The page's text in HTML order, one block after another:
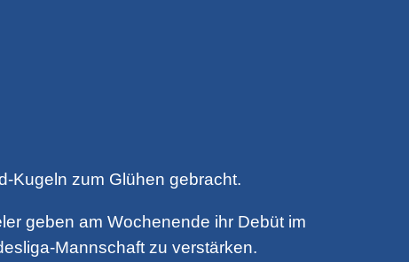
Kugeln zum Glühen gebracht.
geben am Wochenende ihr Debüt im
Mannschaft zu verstärken.